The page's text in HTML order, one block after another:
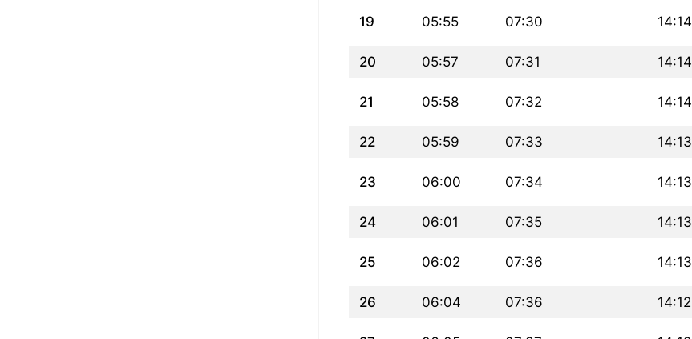
19 05:55 07:30 14:14
20 05:57 07:31 14:14
21 05:58 07:32 14:14
22 05:59 07:33 14:13
23 06:00 07:34 14:13
24 06:01 07:35 14:13
25 06:02 07:36 14:13
26 06:04 07:36 14:12